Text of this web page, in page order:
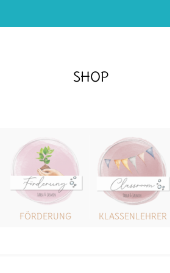
SHOP
FÖRDERUNG KLASSENLEHRER